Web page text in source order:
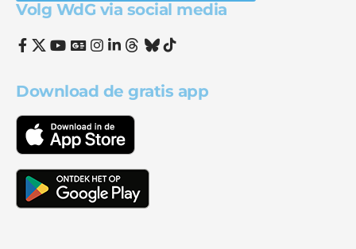
Volg WdG via social media
Download de gratis app